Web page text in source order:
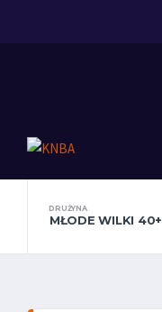
DRUŻYNA
MŁODE WILKI 40+